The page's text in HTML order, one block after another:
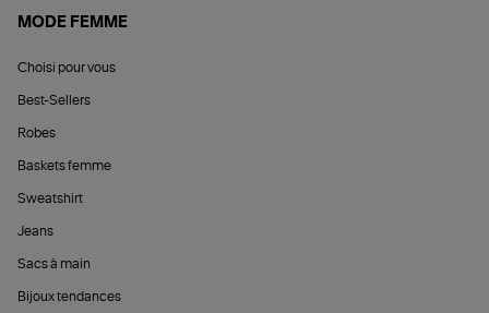
MODE FEMME
Choisi pour vous
Best-Sellers
Robes
Baskets femme
Sweatshirt
Jeans
Sacs à main
Bijoux tendances